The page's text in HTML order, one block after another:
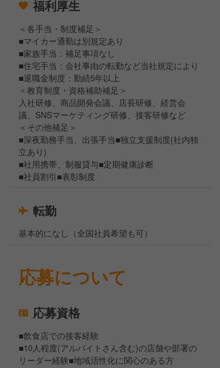
福利厚生
＜各手当・制度補足＞
■マイカー通勤は別規定あり
■家族手当：補足事項なし
■住宅手当：会社事由の転勤など当社規定により
■退職金制度：勤続5年以上
＜教育制度・資格補助補足＞
入社研修、商品開発会議、店長研修、経営会
議、SNSマーケティング研修、接客研修など
＜その他補足＞
■深夜勤務手当、出張手当■独立支援制度(社内独
立あり)
■社用携帯、制服貸与■定期健康診断
■社員割引■表彰制度
転勤
基本的になし（全国社員希望も可）
応募について
応募資格
■飲食店での接客経験
■10人程度(アルバイトさん含む)の店舗や部署の
リーダー経験■地域活性化に関心のある方